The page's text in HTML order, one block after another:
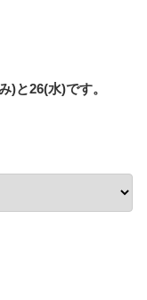
)と26(水)です。